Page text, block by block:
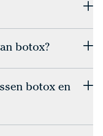
botox?
botox en